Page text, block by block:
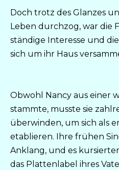
Doch trotz des Glanzes
Leben durchzog, war die
ständige Interesse und
sich um ihr Haus
Obwohl Nancy aus einer
stammte, musste sie
überwinden, um sich als
etablieren. Ihre frühen
Anklang, und es
das Plattenlabel ihres